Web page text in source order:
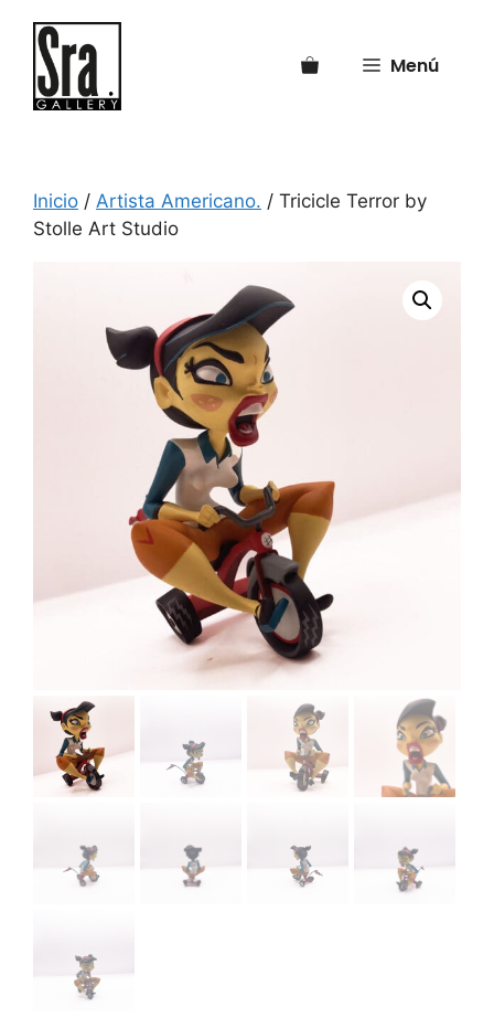
contenido
Menú
Inicio / Artista Americano. / Tricicle Terror by
Stolle Art Studio